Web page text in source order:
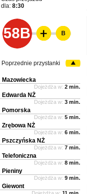
dla: 8:30
58B B
Poprzednie przystanki
Mazowiecka
Dojeżdża w: 2 min.
Edwarda NŻ
Dojeżdża w: 3 min.
Pomorska
Dojeżdża w: 5 min.
Zrębowa NŻ
Dojeżdża w: 6 min.
Pszczyńska NŻ
Dojeżdża w: 7 min.
Telefoniczna
Dojeżdża w: 8 min.
Pieniny
Dojeżdża w: 9 min.
Giewont